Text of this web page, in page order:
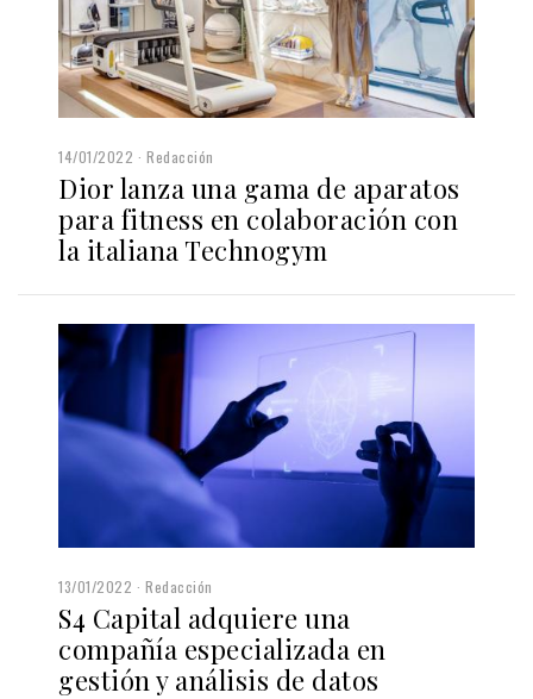
14/01/2022 Redacción
Dior lanza una gama de aparatos
para fitness en colaboración con
la italiana Technogym
13/01/2022 Redacción
S4 Capital adquiere una
compañía especializada en
gestión y análisis de datos